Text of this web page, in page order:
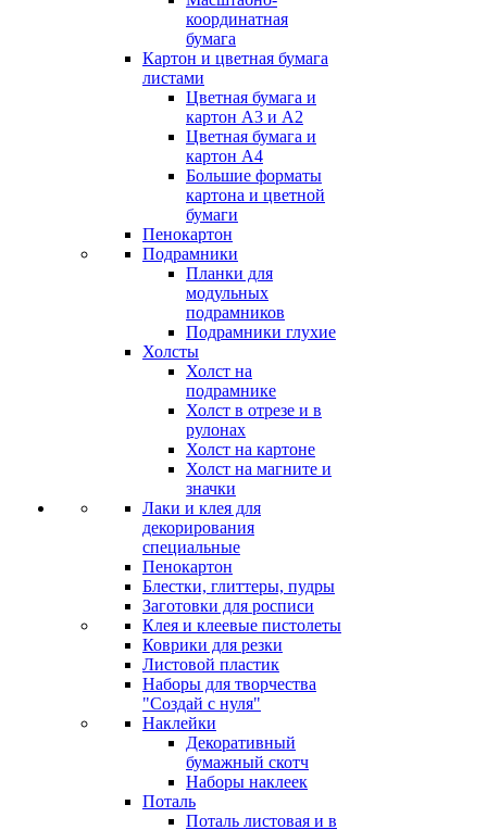
координатная
бумага
Картон и цветная бумага
листами
Цветная бумага и
картон А3 и А2
Цветная бумага и
картон А4
Большие форматы
картона и цветной
бумаги
Пенокартон
Подрамники
Планки для
модульных
подрамников
Подрамники глухие
Холсты
Холст на
подрамнике
Холст в отрезе и в
рулонах
Холст на картоне
Холст на магните и
значки
Лаки и клея для
декорирования
специальные
Пенокартон
Блестки, глиттеры, пудры
Заготовки для росписи
Клея и клеевые пистолеты
Коврики для резки
Листовой пластик
Наборы для творчества
"Создай с нуля"
Наклейки
Декоративный
бумажный скотч
Наборы наклеек
Поталь
Поталь листовая и в